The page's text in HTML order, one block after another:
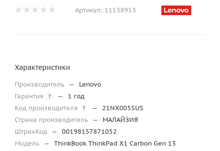
Артикул: 11138913
Характеристики
Производитель —
Lenovo
Гарантия
? —
1 год
Код производителя
? —
21NX005SUS
Страна производитель —
МАЛАЙЗИЯ
ШтрихКод —
00198157871052
Модель — ThinkBook ThinkPad X1 Carbon Gen 13